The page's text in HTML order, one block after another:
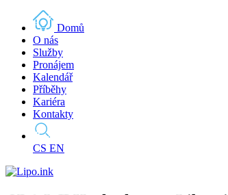
Domů
O nás
Služby
Pronájem
Kalendář
Příběhy
Kariéra
Kontakty
CS EN